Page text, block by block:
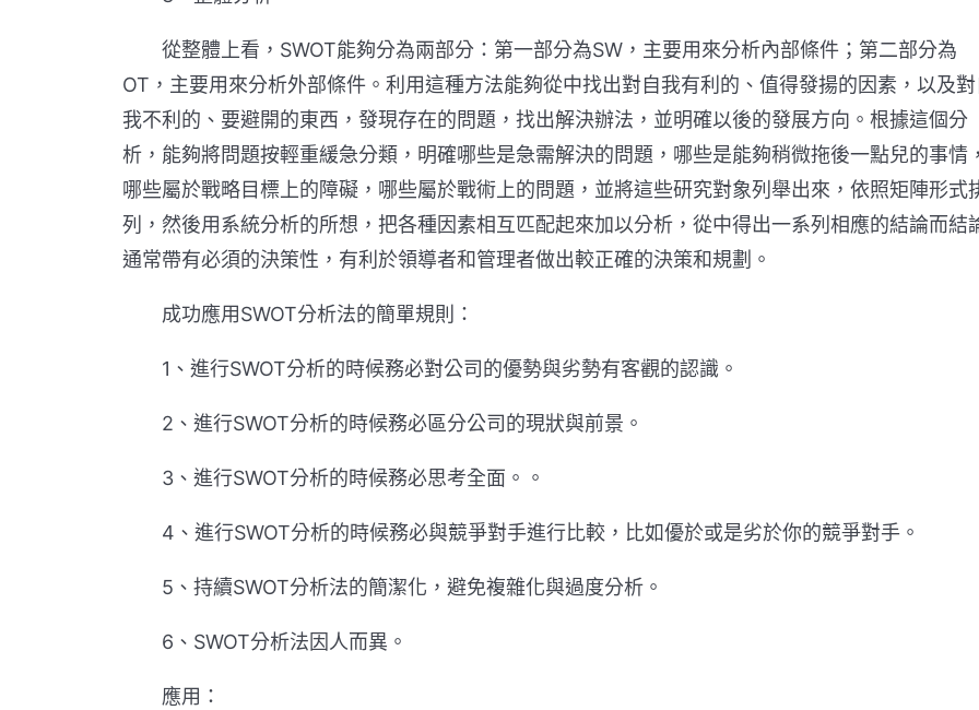
從整體上看，SWOT能夠分為兩部分：第一部分為SW，主要用來分析內部條件；第二部分為
OT，主要用來分析外部條件。利用這種方法能夠從中找出對自我有利的、值得發揚的因素，以及
我不利的、要避開的東西，發現存在的問題，找出解決辦法，並明確以後的發展方向。根據這個分
析，能夠將問題按輕重緩急分類，明確哪些是急需解決的問題，哪些是能夠稍微拖後一點兒的事情
哪些屬於戰略目標上的障礙，哪些屬於戰術上的問題，並將這些研究對象列舉出來，依照矩陣形式
列，然後用系統分析的所想，把各種因素相互匹配起來加以分析，從中得出一系列相應的結論而結
通常帶有必須的決策性，有利於領導者和管理者做出較正確的決策和規劃。
成功應用SWOT分析法的簡單規則：
1、進行SWOT分析的時候務必對公司的優勢與劣勢有客觀的認識。
2、進行SWOT分析的時候務必區分公司的現狀與前景。
3、進行SWOT分析的時候務必思考全面。。
4、進行SWOT分析的時候務必與競爭對手進行比較，比如優於或是劣於你的競爭對手。
5、持續SWOT分析法的簡潔化，避免複雜化與過度分析。
6、SWOT分析法因人而異。
應用：